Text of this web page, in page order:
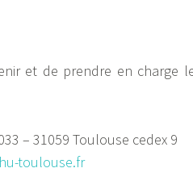
et de prendre en charge
– 31059 Toulouse cedex 9
toulouse.fr